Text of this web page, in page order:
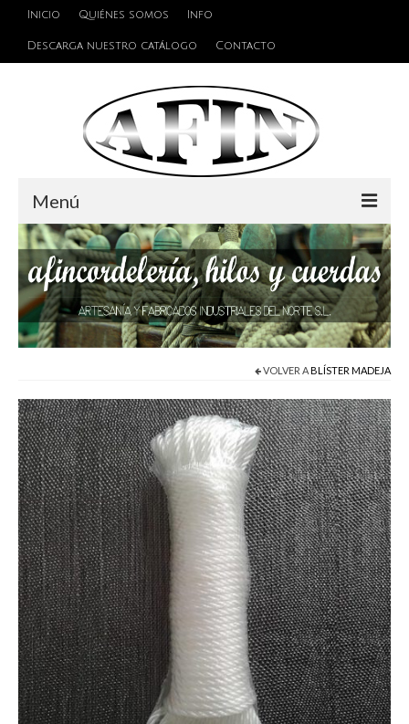
Inicio Quiénes somos Info
Descarga nuestro catálogo Contacto
Menú
Cuerdas
Hilos
Alambres y Cables
Accesorios de unión
Pegamento
VOLVER ABLÍSTER MADEJA